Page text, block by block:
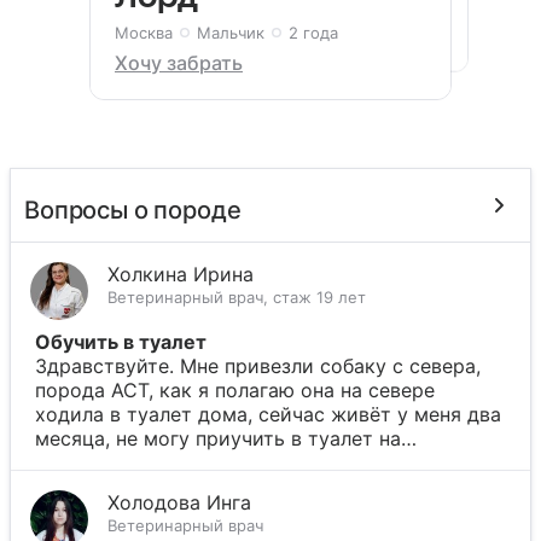
Москва Мальчик 2 года
Хочу забрать
Москва
Хочу забрать
Вопросы о породе
Холкина Ирина
Ветеринарный врач, стаж 19 лет
Обучить в туалет
Здравствуйте. Мне привезли собаку с севера,
порода АСТ, как я полагаю она на севере
ходила в туалет дома, сейчас живёт у меня два
месяца, не могу приучить в туалет на…
Холодова Инга
Ветеринарный врач